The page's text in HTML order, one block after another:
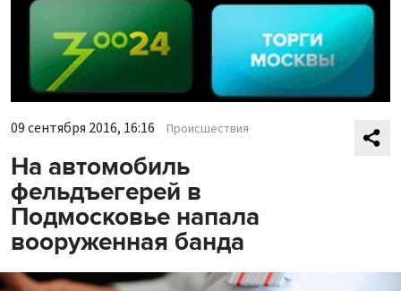
09 сентября 2016, 16:16 Происшествия
На автомобиль
фельдъегерей в
Подмосковье напала
вооруженная банда